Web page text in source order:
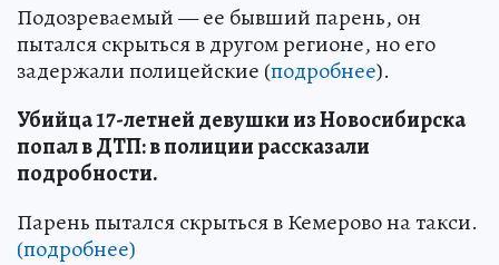
Подозреваемый — ее бывший парень, он
пытался скрыться в другом регионе, но его
задержали полицейские (подробнее).
Убийца 17-летней девушки из Новосибирска
попал в ДТП: в полиции рассказали
подробности.
Парень пытался скрыться в Кемерово на такси.
(подробнее)